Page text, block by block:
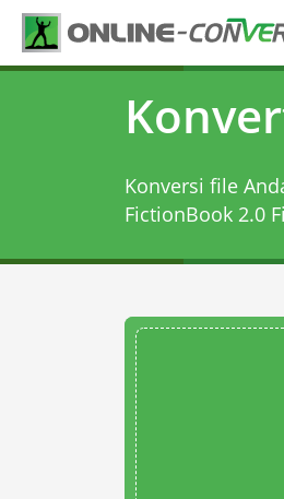
Konversi file
FictionBook 2.0